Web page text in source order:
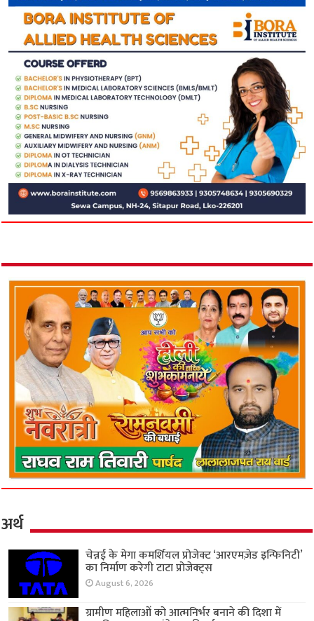
अर्थ
चेन्नई के मेगा कमर्शियल प्रोजेक्ट ‘आरएमज़ेड इन्फिनिटी’
का निर्माण करेगी टाटा प्रोजेक्ट्स
August 6, 2026
ग्रामीण महिलाओं को आत्मनिर्भर बनाने की दिशा में